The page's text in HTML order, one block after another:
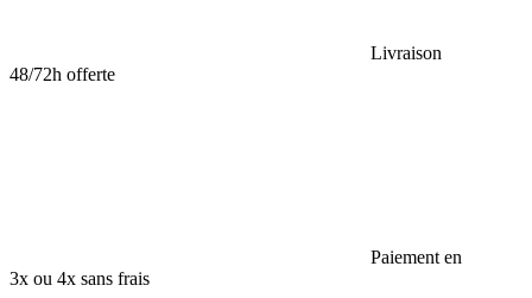
Livraison
48/72h offerte
Paiement en
3x ou 4x sans frais